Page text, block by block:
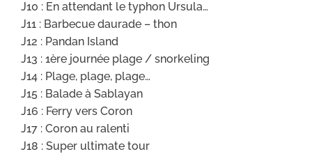
J10 : En attendant le typhon Ursula…
J11 : Barbecue daurade – thon
J12 : Pandan Island
J13 : 1ère journée plage / snorkeling
J14 : Plage, plage, plage…
J15 : Balade à Sablayan
J16 : Ferry vers Coron
J17 : Coron au ralenti
J18 : Super ultimate tour